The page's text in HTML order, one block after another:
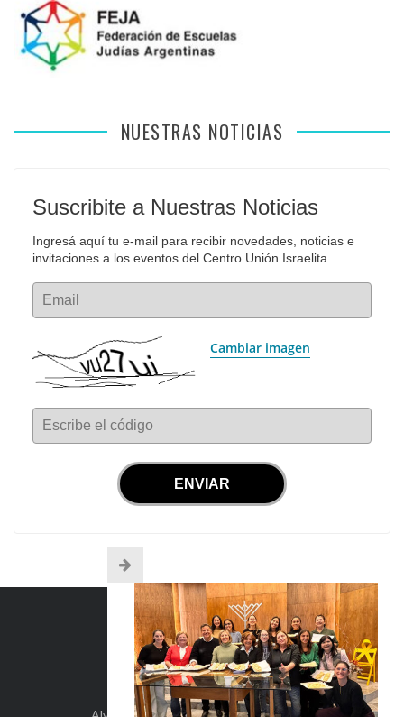
NUESTRAS NOTICIAS
Suscribite a Nuestras Noticias
Ingresá aquí tu e-mail para recibir novedades, noticias e
invitaciones a los eventos del Centro Unión Israelita.
Email
Cambiar imagen
Escribe el código
INFO DE CONTACTO